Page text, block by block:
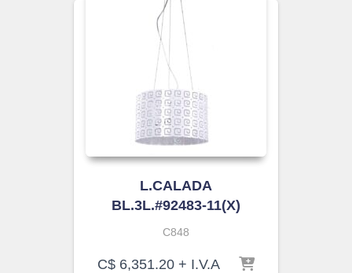
L.CALADA
BL.3L.#92483-11(X)
C848
C$ 6,351.20 + I.V.A